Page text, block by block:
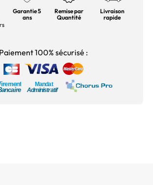
Garantie 5
ans
Remise par
Quantité
Livraison
rapide
Paiement 100% sécurisé :